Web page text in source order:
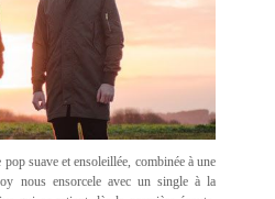
suave et ensoleillée, combinée à une
nous ensorcele avec un single à la